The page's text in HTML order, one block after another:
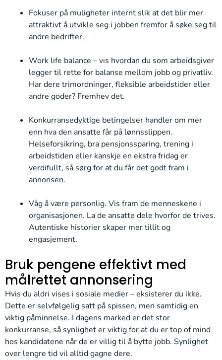
Fokuser på muligheter internt slik at det blir mer
attraktivt å utvikle seg i jobben fremfor å søke seg til
andre bedrifter.
Work life balance – vis hvordan du som arbeidsgiver
legger til rette for balanse mellom jobb og privatliv.
Har dere trimordninger, fleksible arbeidstider eller
andre goder? Fremhev det.
Konkurransedyktige betingelser handler om mer
enn hva den ansatte får på lønnsslippen.
Helseforsikring, bra pensjonssparing, trening i
arbeidstiden eller kanskje en ekstra fridag er
verdifullt, så sørg for at du får det godt fram i
annonsen.
Våg å være personlig. Vis fram de menneskene i
organisasjonen. La de ansatte dele hvorfor de trives.
Autentiske historier skaper mer tillit og
engasjement.
Bruk pengene effektivt med
målrettet annonsering
Hvis du aldri vises i sosiale medier – eksisterer du ikke.
Dette er selvfølgelig satt på spissen, men samtidig en
viktig påminnelse. I dagens marked er det stor
konkurranse, så synlighet er viktig for at du er top of mind
hos kandidatene når de er villig til å bytte jobb. Synlighet
over lengre tid vil alltid gagne dere.